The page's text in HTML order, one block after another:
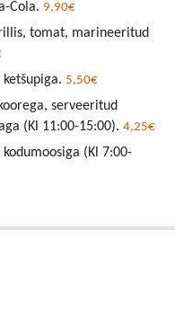
Cola. 9,90€
tomat, marineeritud
5,50€
serveeritud
(Kl 11:00-15:00). 4,25€
(Kl 7:00-